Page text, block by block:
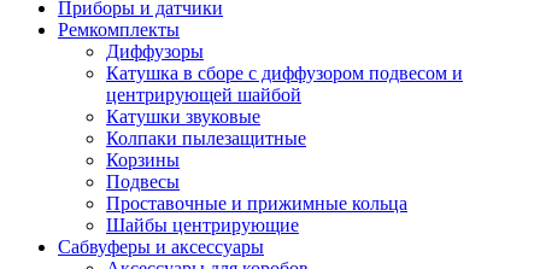
Приборы и датчики
Ремкомплекты
Диффузоры
Катушка в сборе с диффузором подвесом и
центрирующей шайбой
Катушки звуковые
Колпаки пылезащитные
Корзины
Подвесы
Проставочные и прижимные кольца
Шайбы центрирующие
Сабвуферы и аксессуары